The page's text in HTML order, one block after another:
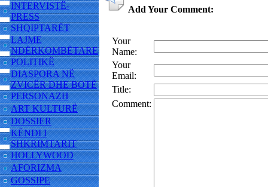
INTERVISTË-
PRESS
SHQIPTARËT
LAJME
NDËRKOMBËTARE
POLITIKË
DIASPORA NË
ZVICËR DHE BOTË
PERSONAZH
ART KULTURË
DOSSIER
KËNDI I
SHKRIMTARIT
HOLLYWOOD
AFORIZMA
GOSSIPE
Add Your Comment:
Your
Name:
Your
Email:
Title:
Comment: